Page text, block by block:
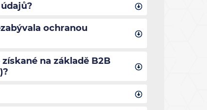
ochranou
na základě B2B